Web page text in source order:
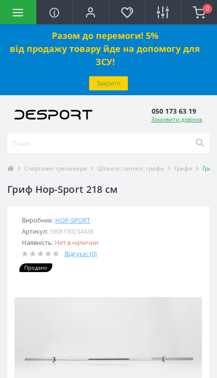
Разом до перемоги! 5%
від продажу товару йде на допомогу для
ЗСУ!
Закрити
0
050 173 63 19
Замовити дзвінок
Спортивні тренажери Штанги, гантелі, грифи Грифи
Гриф Hop-Sport 218 см
Виробник: HOP-SPORT
Артикул: 5906190234438
Наявність: Нет в наличии
Відгуки: (0)
Продано